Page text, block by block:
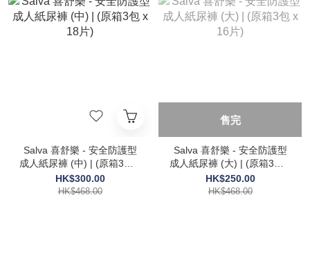
Salva 喜舒樂 - 安全防護型
成人紙尿褲 (中) | (原箱3包 x
18片)
HK$300.00
HK$468.00
售完
Salva 喜舒樂 - 安全防護型
成人紙尿褲 (大) | (原箱3包 x
16片)
HK$250.00
HK$468.00